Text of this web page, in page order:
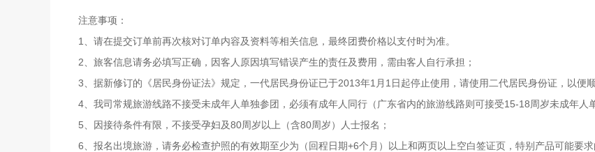
注意事项：
1、请在提交订单前再次核对订单内容及资料等相关信息，最终团费价格以支付时为准。
2、旅客信息请务必填写正确，因客人原因填写错误产生的责任及费用，需由客人自行承担；
3、据新修订的《居民身份证法》规定，一代居民身份证已于2013年1月1日起停止使用，请使用二代居民身份证，以便顺
4、我司常规旅游线路不接受未成年人单独参团，必须有成年人同行（广东省内的旅游线路则可接受15-18周岁未成年人
5、因接待条件有限，不接受孕妇及80周岁以上（含80周岁）人士报名；
6、报名出境旅游，请务必检查护照的有效期至少为（回程日期+6个月）以上和两页以上空白签证页，特别产品可能要求